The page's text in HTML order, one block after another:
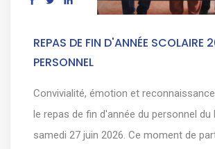
REPAS DE FIN D'ANNÉE SCOLAIRE
PERSONNEL
Convivialité, émotion et
le repas de fin d'année du personnel du
samedi 27 juin 2026. Ce moment de